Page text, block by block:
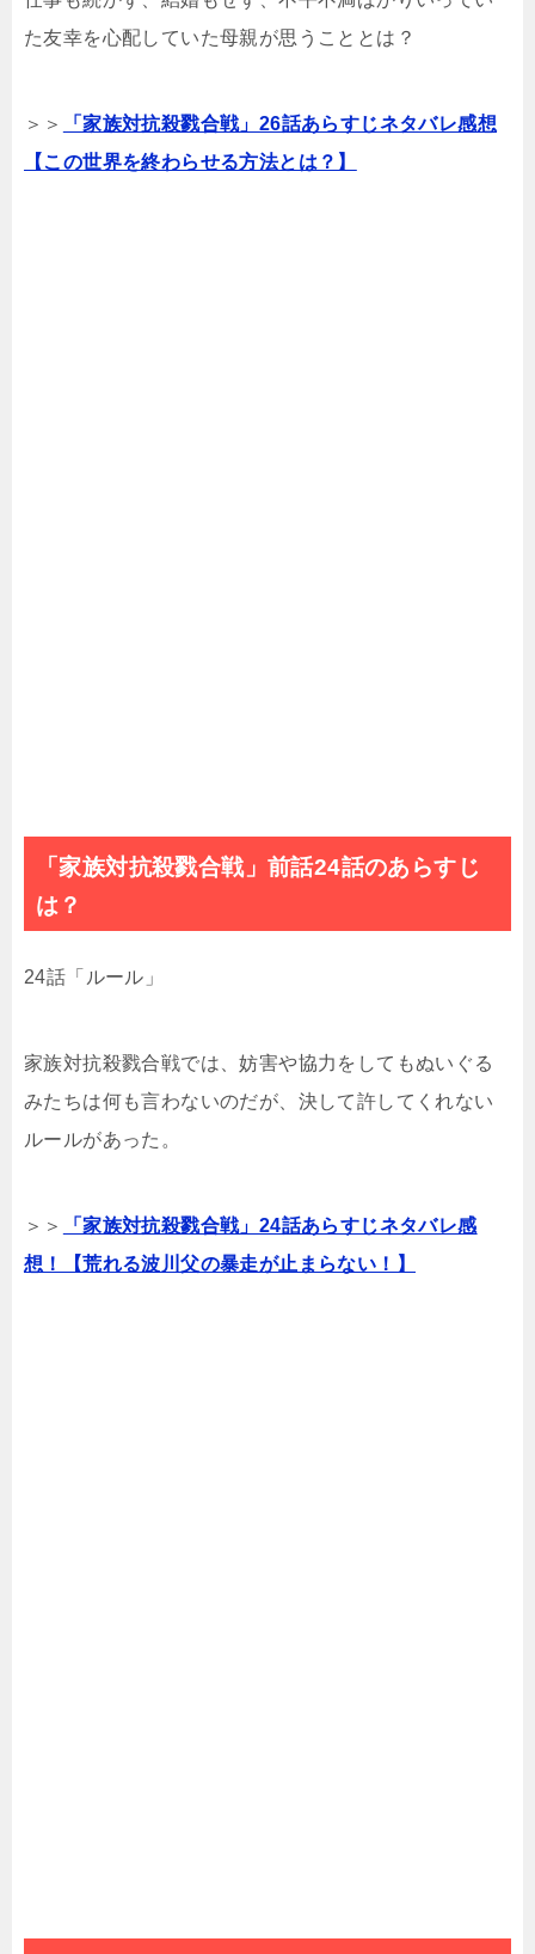
た友幸を心配していた母親が思うこととは？
＞＞
「家族対抗殺戮合戦」26話あらすじネタバレ感想
【この世界を終わらせる方法とは？】
「家族対抗殺戮合戦」前話24話のあらすじ
は？
24話「ルール」
家族対抗殺戮合戦では、妨害や協力をしてもぬいぐる
みたちは何も言わないのだが、決して許してくれない
ルールがあった。
＞＞
「家族対抗殺戮合戦」24話あらすじネタバレ感
想！【荒れる波川父の暴走が止まらない！】